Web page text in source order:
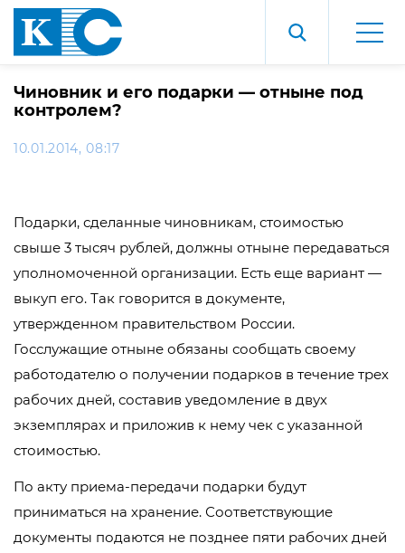
Чиновник и его подарки — отныне под
контролем?
10.01.2014, 08:17
Подарки, сделанные чиновникам, стоимостью
свыше 3 тысяч рублей, должны отныне передаваться
уполномоченной организации. Есть еще вариант —
выкуп его. Так говорится в документе,
утвержденном правительством России.
Госслужащие отныне обязаны сообщать своему
работодателю о получении подарков в течение трех
рабочих дней, составив уведомление в двух
экземплярах и приложив к нему чек с указанной
стоимостью.
По акту приема-передачи подарки будут
приниматься на хранение. Соответствующие
документы подаются не позднее пяти рабочих дней